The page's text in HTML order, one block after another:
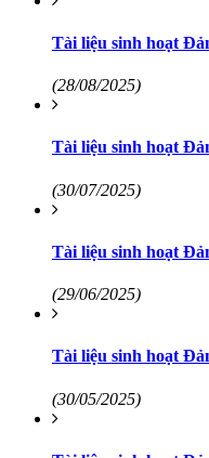
Tài liệu sinh hoạt
(28/08/2025)
Tài liệu sinh hoạt
(30/07/2025)
Tài liệu sinh hoạt
(29/06/2025)
Tài liệu sinh hoạt
(30/05/2025)